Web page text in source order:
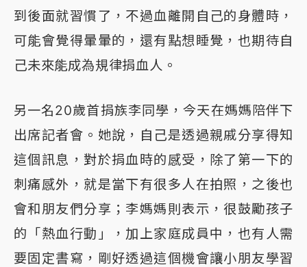
到後面就習慣了，不過血離開自己的身體時，
可能會覺得暈暈的，還有點想睡覺，也期待自
己未來能成為規律捐血人。
另一名20歲首捐族李同學，今天在媽媽陪伴下
出席記者會。她說，自己是透過親戚分享得知
這個訊息，對於捐血時的感受，除了第一下的
刺痛感外，就是當下有很多人在拍照，之後也
會和朋友們分享；李媽媽則表示，很鼓勵孩子
的「熱血行動」，加上家庭成員中，也有人需
要固定書寫，剛好透過這個機會讓小朋友學習